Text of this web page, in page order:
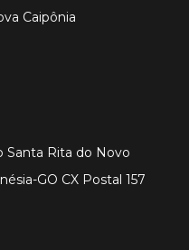
Caipônia
Santa Rita do Novo
GO CX Postal 157